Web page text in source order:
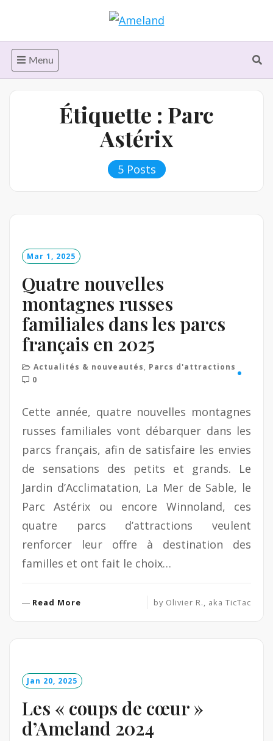
content
Menu
Étiquette : Parc
Astérix
5 Posts
Mar 1, 2025
Quatre nouvelles
montagnes russes
familiales dans les parcs
français en 2025
Actualités & nouveautés, Parcs d'attractions
0
Cette année, quatre nouvelles montagnes
russes familiales vont débarquer dans les
parcs français, afin de satisfaire les envies
de sensations des petits et grands. Le
Jardin d’Acclimatation, La Mer de Sable, le
Parc Astérix ou encore Winnoland, ces
quatre parcs d’attractions veulent
renforcer leur offre à destination des
familles et ont fait le choix…
Read More
r
by Olivier R., aka TicTac
Jan 20, 2025
Les « coups de cœur »
d’Ameland 2024